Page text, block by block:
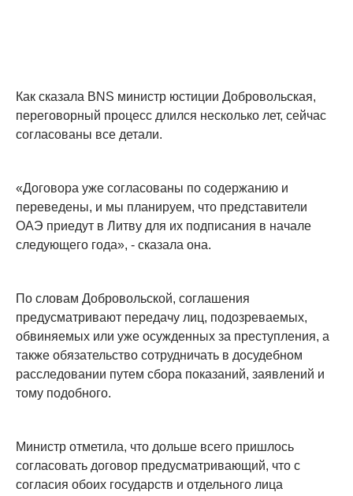
Как сказала BNS министр юстиции Добровольская,
переговорный процесс длился несколько лет, сейчас
согласованы все детали.
«Договора уже согласованы по содержанию и
переведены, и мы планируем, что представители
ОАЭ приедут в Литву для их подписания в начале
следующего года», - сказала она.
По словам Добровольской, соглашения
предусматривают передачу лиц, подозреваемых,
обвиняемых или уже осужденных за преступления, а
также обязательство сотрудничать в досудебном
расследовании путем сбора показаний, заявлений и
тому подобного.
Министр отметила, что дольше всего пришлось
согласовать договор предусматривающий, что с
согласия обоих государств и отдельного лица